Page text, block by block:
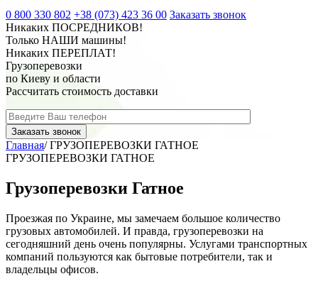
0 800 330 802 +38 (073) 423 36 00 Заказать звонок
Никаких ПОСРЕДНИКОВ!
Только НАШИ машины!
Никаких ПЕРЕПЛАТ!
Грузоперевозки
по Киеву и области
Рассчитать стоимость доставки
Главная/ ГРУЗОПЕРЕВОЗКИ ГАТНОЕ
ГРУЗОПЕРЕВОЗКИ ГАТНОЕ
Грузоперевозки Гатное
Проезжая по Украине, мы замечаем большое количество
грузовых автомобилей. И правда, грузоперевозки на
сегодняшний день очень популярны. Услугами транспортных
компаний пользуются как бытовые потребители, так и
владельцы офисов.